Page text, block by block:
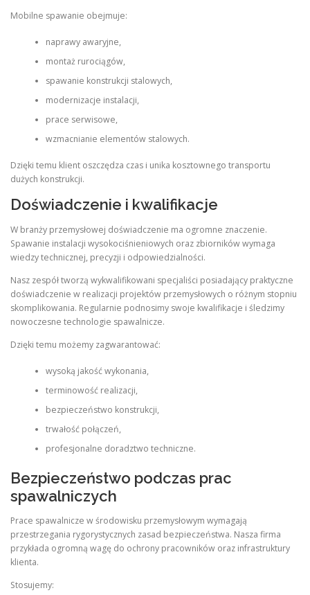
Mobilne spawanie obejmuje:
naprawy awaryjne,
montaż rurociągów,
spawanie konstrukcji stalowych,
modernizacje instalacji,
prace serwisowe,
wzmacnianie elementów stalowych.
Dzięki temu klient oszczędza czas i unika kosztownego transportu
dużych konstrukcji.
Doświadczenie i kwalifikacje
W branży przemysłowej doświadczenie ma ogromne znaczenie.
Spawanie instalacji wysokociśnieniowych oraz zbiorników wymaga
wiedzy technicznej, precyzji i odpowiedzialności.
Nasz zespół tworzą wykwalifikowani specjaliści posiadający praktyczne
doświadczenie w realizacji projektów przemysłowych o różnym stopniu
skomplikowania. Regularnie podnosimy swoje kwalifikacje i śledzimy
nowoczesne technologie spawalnicze.
Dzięki temu możemy zagwarantować:
wysoką jakość wykonania,
terminowość realizacji,
bezpieczeństwo konstrukcji,
trwałość połączeń,
profesjonalne doradztwo techniczne.
Bezpieczeństwo podczas prac
spawalniczych
Prace spawalnicze w środowisku przemysłowym wymagają
przestrzegania rygorystycznych zasad bezpieczeństwa. Nasza firma
przykłada ogromną wagę do ochrony pracowników oraz infrastruktury
klienta.
Stosujemy: